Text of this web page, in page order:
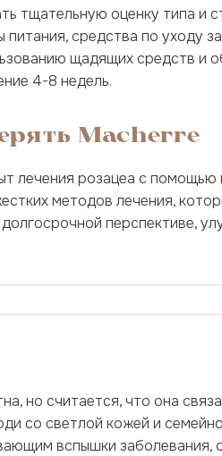
тщательную оценку типа и
средства по уходу
щадящих средств и
4-8 недель.
Macherre
лечения розацеа с
методов лечения,
перспективе,
но считается, что она
со светлой кожей и
вспышки заболевания,